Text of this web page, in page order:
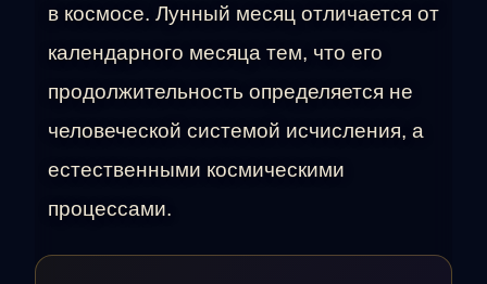
в космосе. Лунный месяц отличается от
календарного месяца тем, что его
продолжительность определяется не
человеческой системой исчисления, а
естественными космическими
процессами.